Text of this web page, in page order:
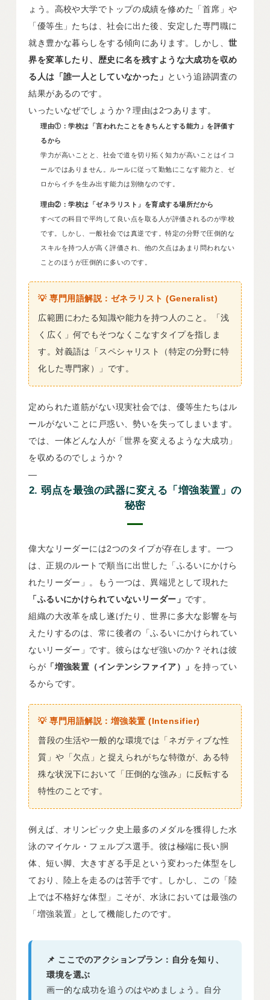
ょう。高校や大学でトップの成績を修めた「首席」や
「優等生」たちは、社会に出た後、安定した専門職に
就き豊かな暮らしをする傾向にあります。しかし、世
界を変革したり、歴史に名を残すような大成功を収め
る人は「誰一人としていなかった」 という追跡調査の
結果があるのです。
いったいなぜでしょうか？理由は2つあります。
理由①：学校は「言われたことをきちんとする能力」を評価す
るから
学力が高いことと、社会で道を切り拓く知力が高いことはイコ
ールではありません。ルールに従って勤勉にこなす能力と、ゼ
ロからイチを生み出す能力は別物なのです。
理由②：学校は「ゼネラリスト」を育成する場所だから
すべての科目で平均して良い点を取る人が評価されるのが学校
です。しかし、一般社会では真逆です。特定の分野で圧倒的な
スキルを持つ人が高く評価され、他の欠点はあまり問われない
ことのほうが圧倒的に多いのです。
💡 専門用語解説：ゼネラリスト (Generalist)
広範囲にわたる知識や能力を持つ人のこと。「浅
く広く」何でもそつなくこなすタイプを指しま
す。対義語は「スペシャリスト（特定の分野に特
化した専門家）」です。
定められた道筋がない現実社会では、優等生たちはル
ールがないことに戸惑い、勢いを失ってしまいます。
では、一体どんな人が「世界を変えるような大成功」
を収めるのでしょうか？
—
2. 弱点を最強の武器に変える「増強装置」の
秘密
偉大なリーダーには2つのタイプが存在します。一つ
は、正規のルートで順当に出世した「ふるいにかけら
れたリーダー」。もう一つは、異端児として現れた
「ふるいにかけられていないリーダー」 です。
組織の大改革を成し遂げたり、世界に多大な影響を与
えたりするのは、常に後者の「ふるいにかけられてい
ないリーダー」です。彼らはなぜ強いのか？それは彼
らが 「増強装置（インテンシファイア）」 を持ってい
るからです。
💡 専門用語解説：増強装置 (Intensifier)
普段の生活や一般的な環境では「ネガティブな性
質」や「欠点」と捉えられがちな特徴が、ある特
殊な状況下において「圧倒的な強み」に反転する
特性のことです。
例えば、オリンピック史上最多のメダルを獲得した水
泳のマイケル・フェルプス選手。彼は極端に長い胴
体、短い脚、大きすぎる手足という変わった体型をし
ており、陸上を走るのは苦手です。しかし、この「陸
上では不格好な体型」こそが、水泳においては最強の
「増強装置」として機能したのです。
📌 ここでのアクションプラン：自分を知り、
環境を選ぶ
画一的な成功を追うのはやめましょう。自分